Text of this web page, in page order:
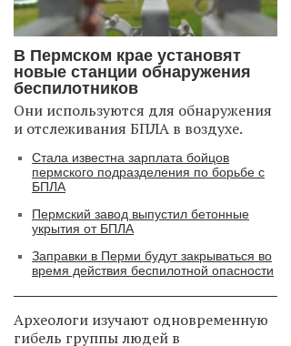
В Пермском крае установят
новые станции обнаружения
беспилотников
Они используются для обнаружения
и отслеживания БПЛА в воздухе.
Стала известна зарплата бойцов
пермского подразделения по борьбе с
БПЛА
Пермский завод выпустил бетонные
укрытия от БПЛА
Заправки в Перми будут закрываться во
время действия беспилотной опасности
Археологи изучают одновременную
гибель группы людей в